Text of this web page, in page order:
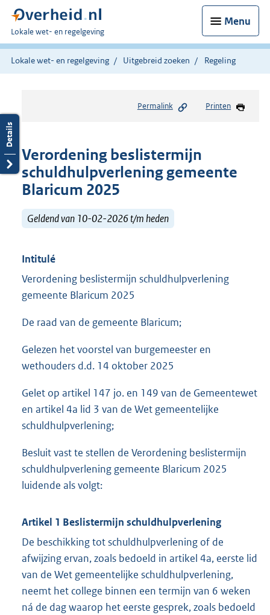
Menu
U
bent
hier:
Lokale wet- en regelgeving
Lokale wet- en regelgeving Uitgebreid zoeken Regeling
Permalink Printen
Verordening beslistermijn
schuldhulpverlening gemeente
Blaricum 2025
Geldend van 10-02-2026 t/m heden
Intitulé
Verordening beslistermijn schuldhulpverlening
gemeente Blaricum 2025
De raad van de gemeente Blaricum;
Gelezen het voorstel van burgemeester en
wethouders d.d. 14 oktober 2025
Gelet op artikel 147 jo. en 149 van de Gemeentewet
en artikel 4a lid 3 van de Wet gemeentelijke
schuldhulpverlening;
Besluit vast te stellen de Verordening beslistermijn
schuldhulpverlening gemeente Blaricum 2025
luidende als volgt:
Artikel 1 Beslistermijn schuldhulpverlening
De beschikking tot schuldhulpverlening of de
afwijzing ervan, zoals bedoeld in artikel 4a, eerste lid
van de Wet gemeentelijke schuldhulpverlening,
neemt het college binnen een termijn van 6 weken
ná de dag waarop het eerste gesprek, zoals bedoeld